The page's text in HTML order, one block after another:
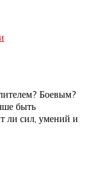
Боевым?
быть
ли сил, умений и